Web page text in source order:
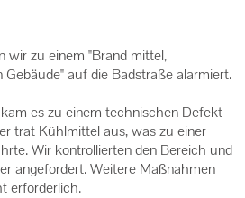
wir zu einem "Brand mittel,
auf die Badstraße alarmiert.
es zu einem technischen Defekt
trat Kühlmittel aus, was zu einer
Wir kontrollierten den Bereich und
angefordert. Weitere Maßnahmen
erforderlich.